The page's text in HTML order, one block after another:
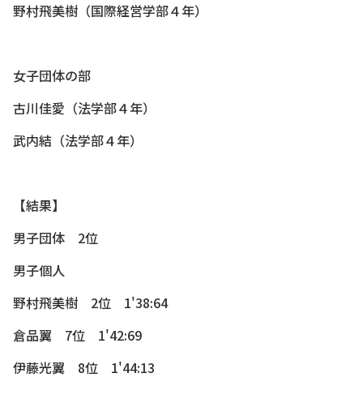
野村飛美樹（国際経営学部４年）
女子団体の部
古川佳愛（法学部４年）
武内結（法学部４年）
【結果】
男子団体 2位
男子個人
野村飛美樹 2位 1'38:64
倉品翼 7位 1'42:69
伊藤光翼 8位 1'44:13